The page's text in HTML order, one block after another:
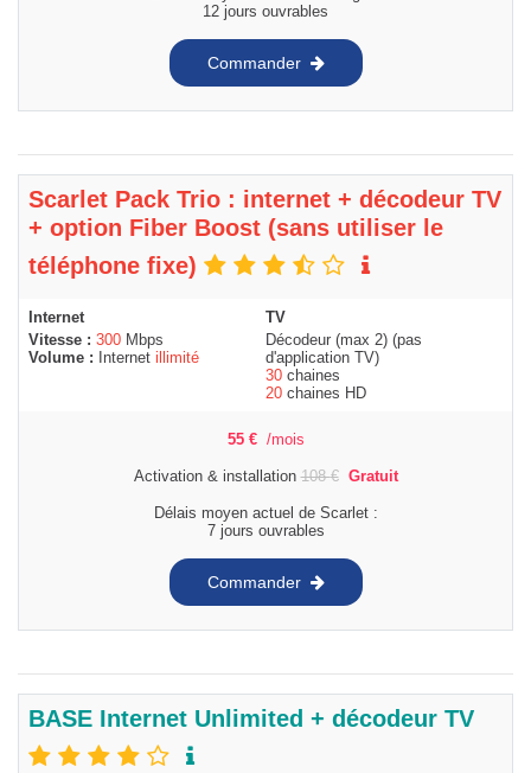
12 jours ouvrables
Commander
Scarlet Pack Trio : internet + décodeur TV
+ option Fiber Boost (sans utiliser le
téléphone fixe)
Internet
Vitesse : 300 Mbps
Volume :
Internet illimité
TV
Décodeur (max 2) (pas
d'application TV)
30 chaines
20 chaines HD
55 € /mois
Activation & installation108€ Gratuit
Délais moyen actuel de Scarlet :
7 jours ouvrables
Commander
BASE Internet Unlimited + décodeur TV